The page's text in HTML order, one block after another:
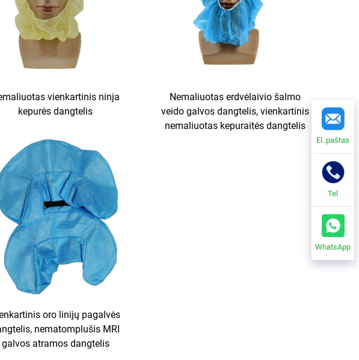
vienkartinis ninja
kepurės dangtelis
Nemaliuotas erdvėlaivio šalmo
veido galvos dangtelis, vienkartinis
nemaliuotas kepuraitės dangtelis
oro linijų pagalvės
nematomplušis MRI
galvos atramos dangtelis
El. paštas
Tel
WhatsApp